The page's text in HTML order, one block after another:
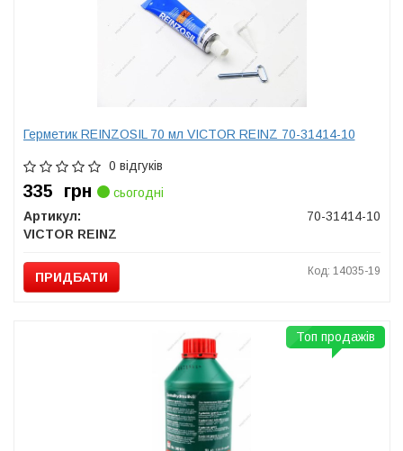
Герметик REINZOSIL 70 мл VICTOR REINZ 70-31414-10
0 відгуків
335 грн
сьогодні
Артикул:
70-31414-10
VICTOR REINZ
ПРИДБАТИ Код: 14035-19
Топ продажів